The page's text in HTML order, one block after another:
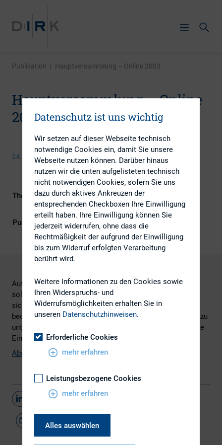
Publikation | Hauptversammlung – Online 2003
Hauptversammlung – Online
2003
24. September 2013
Themengebiete
Digitalisierung, ESG (inkl.
Nachhaltigkeit & Governance)
Publikationsform
Externe Publikationen
Auf der Grundlage einer empirischen Bestandsaufnahme,
sollte einerseits die Frage beantwortet werden, inwieweit
sich DAX-Unternehmen derzeit überhaupt des Internets
bedienen, um die Durchführung einer Hauptversammlung zu
unterstützen und andererseits, ob die Unternehmen auf die
Einführung einer virtuellen Hauptversammlung zusteuern.
Abstract (pdf-Datei, 364 KB)
Teilen
Datenschutz ist uns wichtig
Wir setzen auf dieser Webseite technisch
notwendige Cookies ein, damit Sie unsere
Webseite nutzen können. Darüber hinaus
nutzen wir die unten aufgelisteten technisch
nicht notwendigen Cookies, sofern Sie uns
dazu durch aktives Ankreuzen der
entsprechenden Checkboxen Ihre Einwilligung
erteilt haben. Ihre Einwilligung können Sie
jederzeit widerrufen, ohne dass die
Rechtmäßigkeit der aufgrund der Einwilligung
bis zum Widerruf erfolgten Verarbeitung
berührt wird.
Weitere Informationen zu den Cookies sowie
Ihren Widerspruchs- und
Widerrufsmöglichkeiten erhalten Sie in
unseren Datenschutzhinweisen.
Erforderliche Cookies
mehr erfahren
Leistungsbezogene Cookies
mehr erfahren
Alles auswählen